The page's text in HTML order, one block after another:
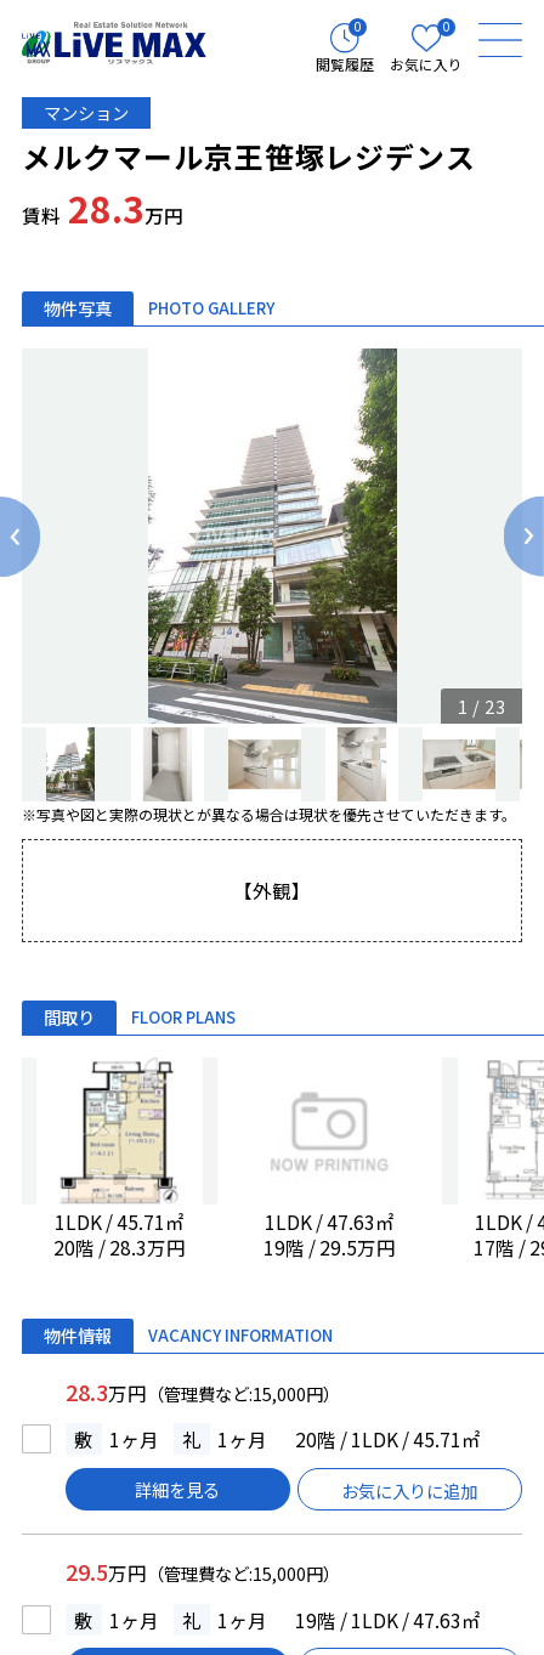
0
閲覧履歴
0
お気に入り
マンション
メルクマール京王笹塚レジデンス
賃料 28.3万円
物件写真 PHOTO GALLERY
1 / 23
※写真や図と実際の現状とが異なる場合は現状を優先させていただきます。
【外観】
間取り FLOOR PLANS
1LDK / 45.71㎡
20階 / 28.3万円
1LDK / 47.63㎡
19階 / 29.5万円
1LDK /
17階 /
物件情報 VACANCY INFORMATION
28.3万円 （管理費など:15,000円）
敷 1ヶ月 礼 1ヶ月 20階 / 1LDK / 45.71㎡
詳細を見る お気に入りに追加
29.5万円 （管理費など:15,000円）
敷 1ヶ月 礼 1ヶ月 19階 / 1LDK / 47.63㎡